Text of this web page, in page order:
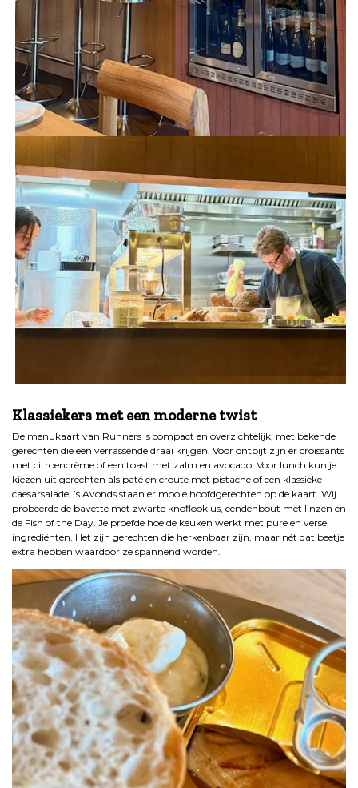
Klassiekers met een moderne twist
De menukaart van Runners is compact en overzichtelijk, met bekende
gerechten die een verrassende draai krijgen. Voor ontbijt zijn er croissants
met citroencrème of een toast met zalm en avocado. Voor lunch kun je
kiezen uit gerechten als paté en croute met pistache of een klassieke
caesarsalade. ’s Avonds staan er mooie hoofdgerechten op de kaart. Wij
probeerde de bavette met zwarte knoflookjus, eendenbout met linzen en
de Fish of the Day. Je proefde hoe de keuken werkt met pure en verse
ingrediënten. Het zijn gerechten die herkenbaar zijn, maar nét dat beetje
extra hebben waardoor ze spannend worden.